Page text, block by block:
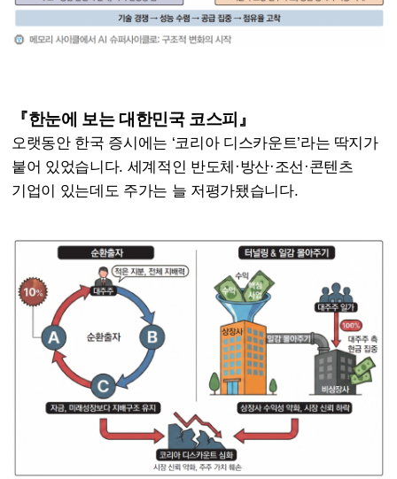
『한눈에 보는 대한민국 코스피』
오랫동안 한국 증시에는 ‘코리아 디스카운트’라는 딱지가
붙어 있었습니다. 세계적인 반도체·방산·조선·콘텐츠
기업이 있는데도 주가는 늘 저평가됐습니다.